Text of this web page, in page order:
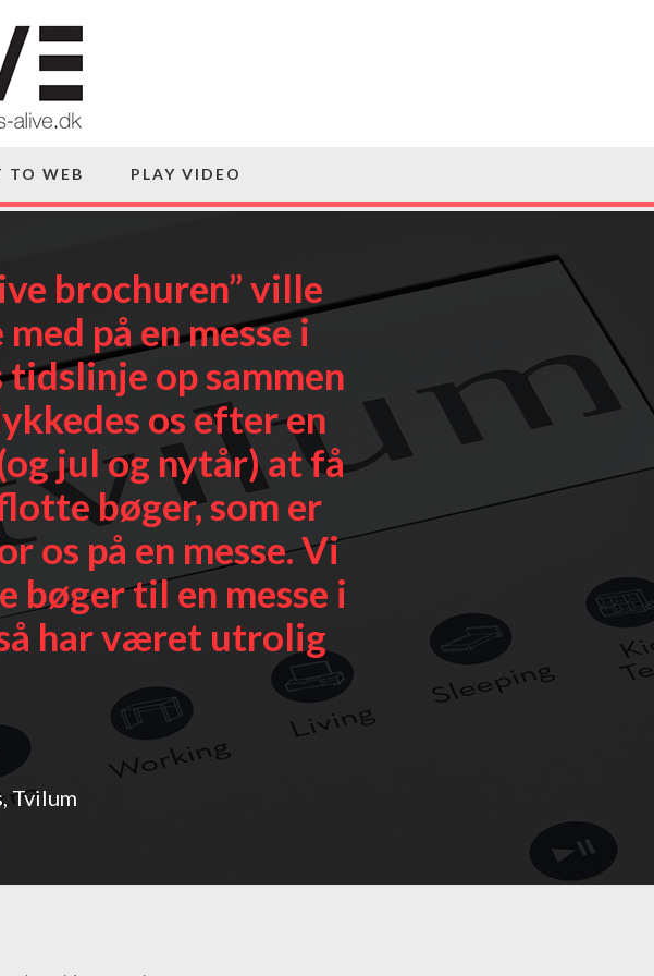
TO WEB PLAY VIDEO
brochuren” ville
på en messe i
op sammen
os efter en
jul og nytår) at få
bøger, som er
os på en messe. Vi
bøger til en messe i
har været utrolig
Tvilum